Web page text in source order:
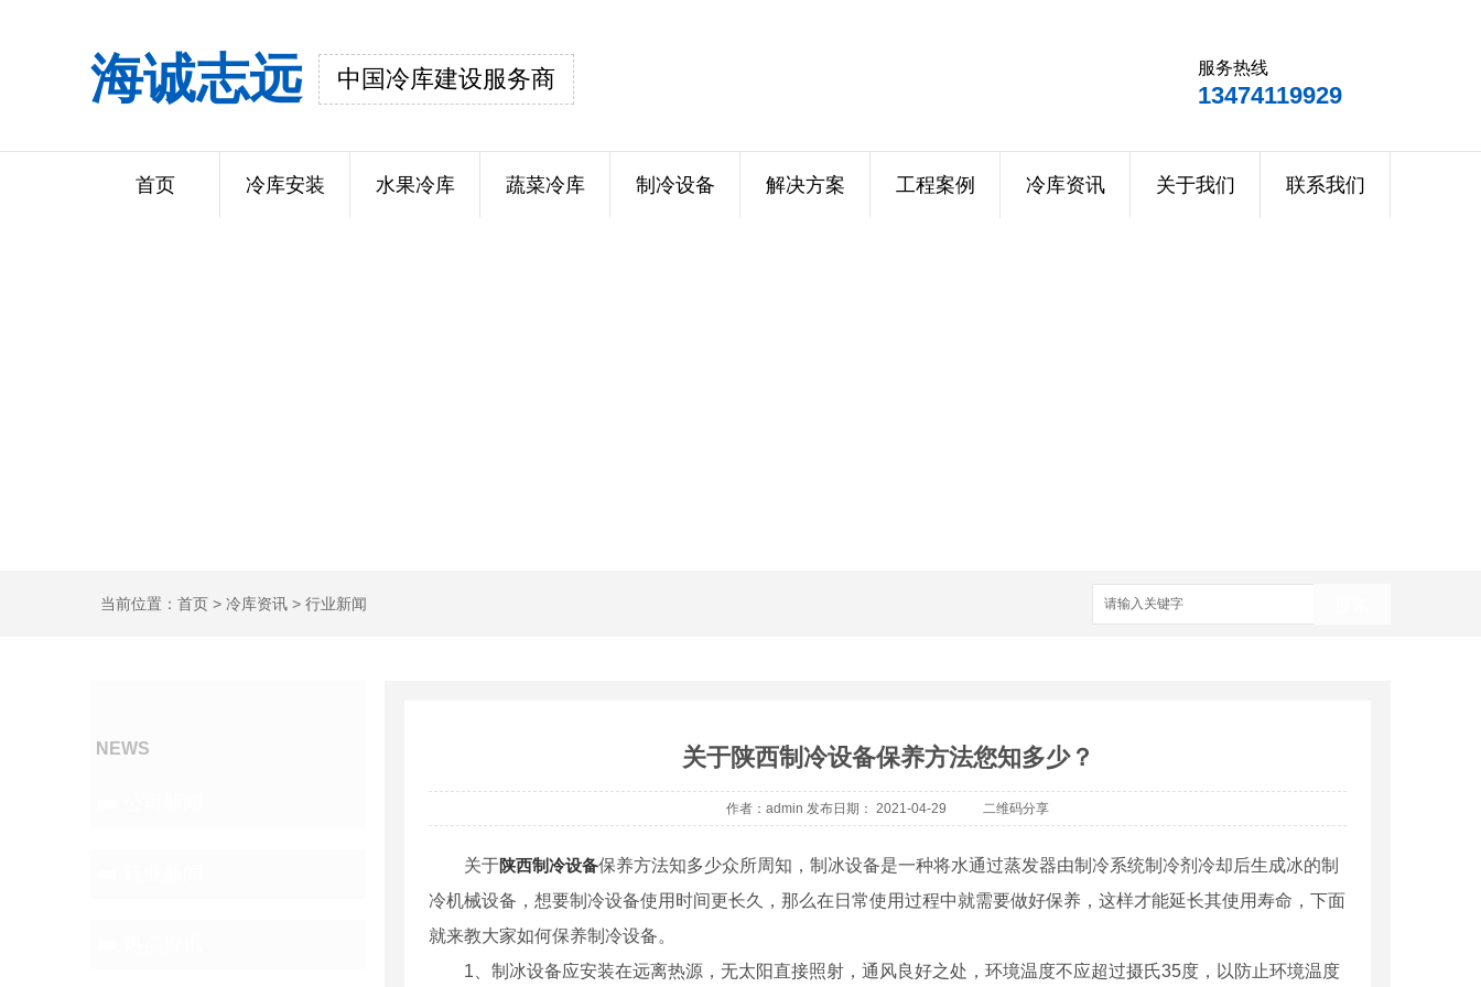
海诚志远 中国冷库建设服务商 服务热线
13474119929
首页 冷库安装 水果冷库 蔬菜冷库 制冷设备 解决方案 工程案例 冷库资讯 关于我们 联系我们
当前位置： 首页 > 冷库资讯 > 行业新闻
NEWS 关于陕西制冷设备保养方法您知多少？
作者：admin 发布日期： 2021-04-29 二维码分享
关于陕西制冷设备保养方法知多少众所周知，制冰设备是一种将水通过蒸发器由制冷系统制冷剂冷却后生成冰的制
冷机械设备，想要制冷设备使用时间更长久，那么在日常使用过程中就需要做好保养，这样才能延长其使用寿命，下面
就来教大家如何保养制冷设备。
1、制冰设备应安装在远离热源，无太阳直接照射，通风良好之处，环境温度不应超过摄氏35度，以防止环境温度